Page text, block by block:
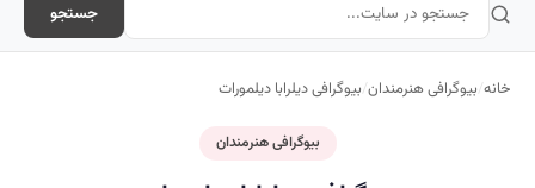
جستجو
خانه/بیوگرافی هنرمندان/بیوگرافی دیلرابا دیلمورات
بیوگرافی هنرمندان